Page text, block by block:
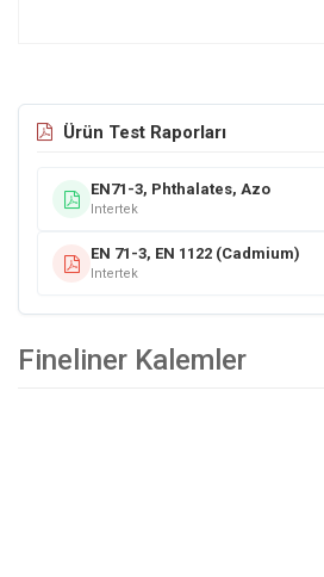
Ürün Test Raporları
EN71-3, Phthalates, Azo
Intertek
EN 71-3, EN 1122 (Cadmium)
Intertek
Fineliner Kalemler